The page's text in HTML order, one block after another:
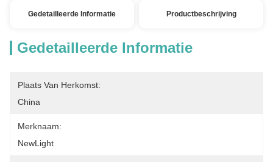
Gedetailleerde Informatie Productbeschrijving
Gedetailleerde Informatie
Plaats Van Herkomst:
China
Merknaam:
NewLight